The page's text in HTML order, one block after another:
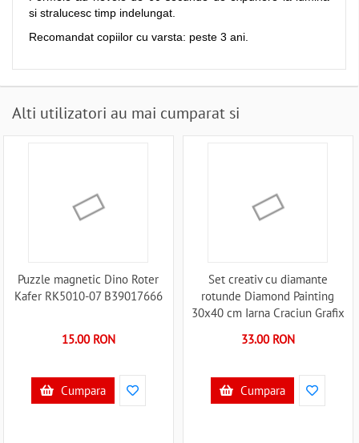
si stralucesc timp indelungat.
Recomandat copiilor cu varsta: peste 3 ani.
Alti utilizatori au mai cumparat si
Puzzle magnetic Dino Roter
Kafer RK5010-07 B39017666
15.00 RON
Cumpara
Set creativ cu diamante
rotunde Diamond Painting
30x40 cm Iarna Craciun Grafix
33.00 RON
Cumpara